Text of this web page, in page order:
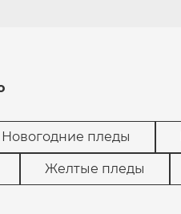
Новогодние пледы
Желтые пледы